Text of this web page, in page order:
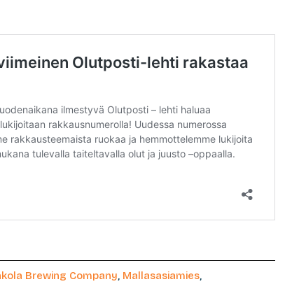
Brewing Company, Mallasasiamies,